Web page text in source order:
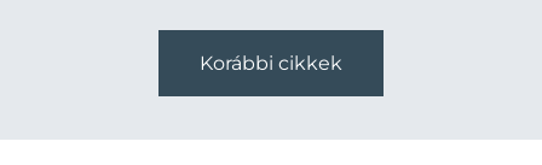
Korábbi cikkek